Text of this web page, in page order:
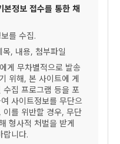
정보 접수를 통한 채
를 수집.
, 내용, 첨부파일
게 무차별적으로 발송
위해, 본 사이트에 게
집 프로그램 등을 포
사이트정보를 무단으
를 위반할 경우, 무단
형사적 처벌을 받게
랍니다.